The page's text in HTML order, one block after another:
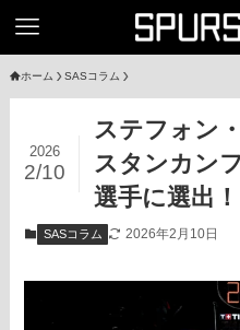
ホーム SASコラム
ステフォン
スタンカン
選手に選出！
2026
2/10
SASコラム 2026年2月10日